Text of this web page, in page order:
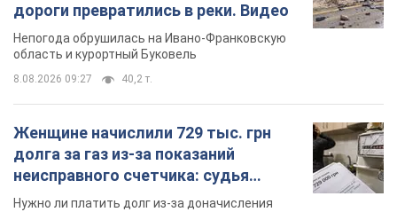
дороги превратились в реки. Видео
Непогода обрушилась на Ивано-Франковскую
область и курортный Буковель
8.08.2026 09:27 40,2 т.
Женщине начислили 729 тыс. грн
долга за газ из-за показаний
неисправного счетчика: судья
вынес неожиданное решение
Нужно ли платить долг из-за доначисления